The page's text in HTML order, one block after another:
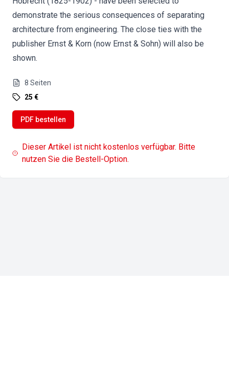
demonstrate the serious consequences of separating
architecture from engineering. The close ties with the
publisher Ernst & Korn (now Ernst & Sohn) will also be
shown.
8 Seiten
25 €
PDF bestellen
Dieser Artikel ist nicht kostenlos verfügbar. Bitte
nutzen Sie die Bestell-Option.